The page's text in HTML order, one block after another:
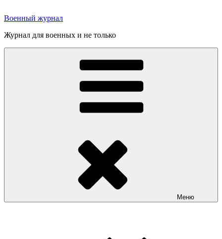
Военный журнал
Журнал для военных и не только
Меню